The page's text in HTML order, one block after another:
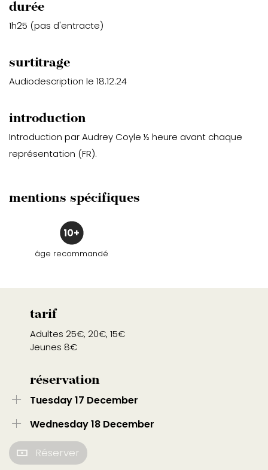
durée
1h25 (pas d'entracte)
surtitrage
Audiodescription le 18.12.24
introduction
Introduction par Audrey Coyle ½ heure avant chaque
représentation (FR).
mentions spécifiques
âge recommandé
tarif
Adultes 25€, 20€, 15€
Jeunes 8€
réservation
Tuesday 17 December
Wednesday 18 December
Réserver